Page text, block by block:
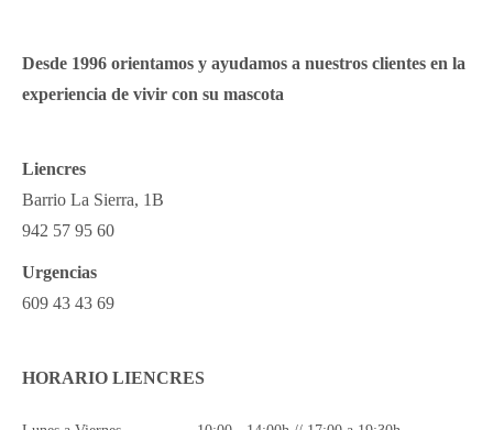
Desde 1996 orientamos y ayudamos a nuestros clientes en la
experiencia de vivir con su mascota
Liencres
Barrio La Sierra, 1B
942 57 95 60
Urgencias
609 43 43 69
HORARIO LIENCRES